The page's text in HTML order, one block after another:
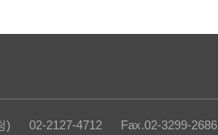
청) 02-2127-4712 Fax.02-3299-2686